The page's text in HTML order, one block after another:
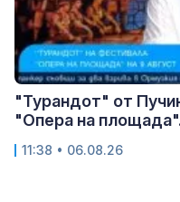
"Турандот" от
"Опера на
11:38 • 06.08.26